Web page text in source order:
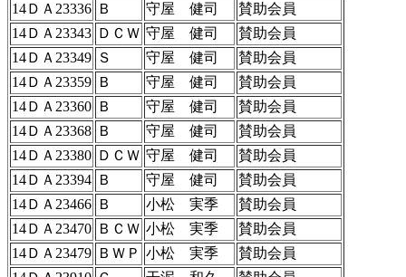
14ＤＡ23336 Ｂ 守屋 健司
賛助会員
14ＤＡ23343 ＤＣＷ 守屋 健司
賛助会員
14ＤＡ23349 Ｓ 守屋 健司
賛助会員
14ＤＡ23359 Ｂ 守屋 健司
賛助会員
14ＤＡ23360 Ｂ 守屋 健司
賛助会員
14ＤＡ23368 Ｂ 守屋 健司
賛助会員
14ＤＡ23380 ＤＣＷ 守屋 健司
賛助会員
14ＤＡ23394 Ｂ 守屋 健司
賛助会員
14ＤＡ23466 Ｂ 小松 実季
賛助会員
14ＤＡ23470 ＢＣＷ 小松 実季
賛助会員
14ＤＡ23479 ＢＷＰ 小松 実季
賛助会員